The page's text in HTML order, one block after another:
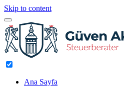
Skip to content
Ana Sayfa